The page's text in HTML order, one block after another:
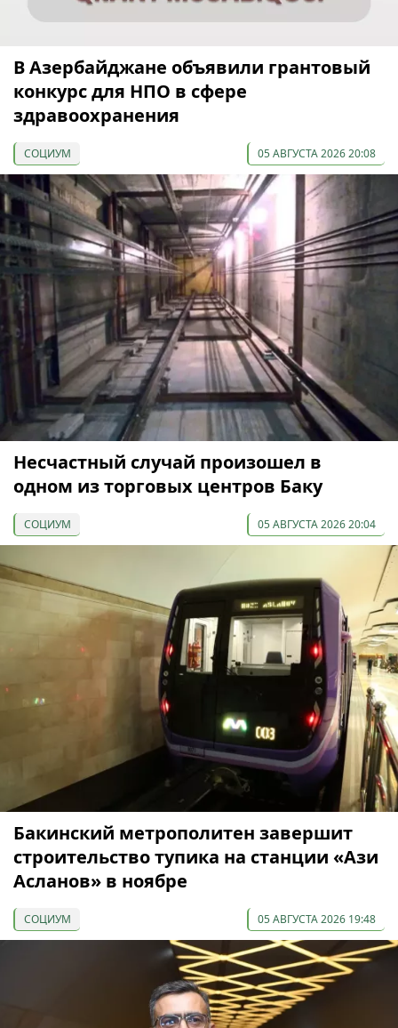
В Азербайджане объявили грантовый
конкурс для НПО в сфере
здравоохранения
СОЦИУМ 05 АВГУСТА 2026 20:08
Несчастный случай произошел в
одном из торговых центров Баку
СОЦИУМ 05 АВГУСТА 2026 20:04
Бакинский метрополитен завершит
строительство тупика на станции «Ази
Асланов» в ноябре
СОЦИУМ 05 АВГУСТА 2026 19:48